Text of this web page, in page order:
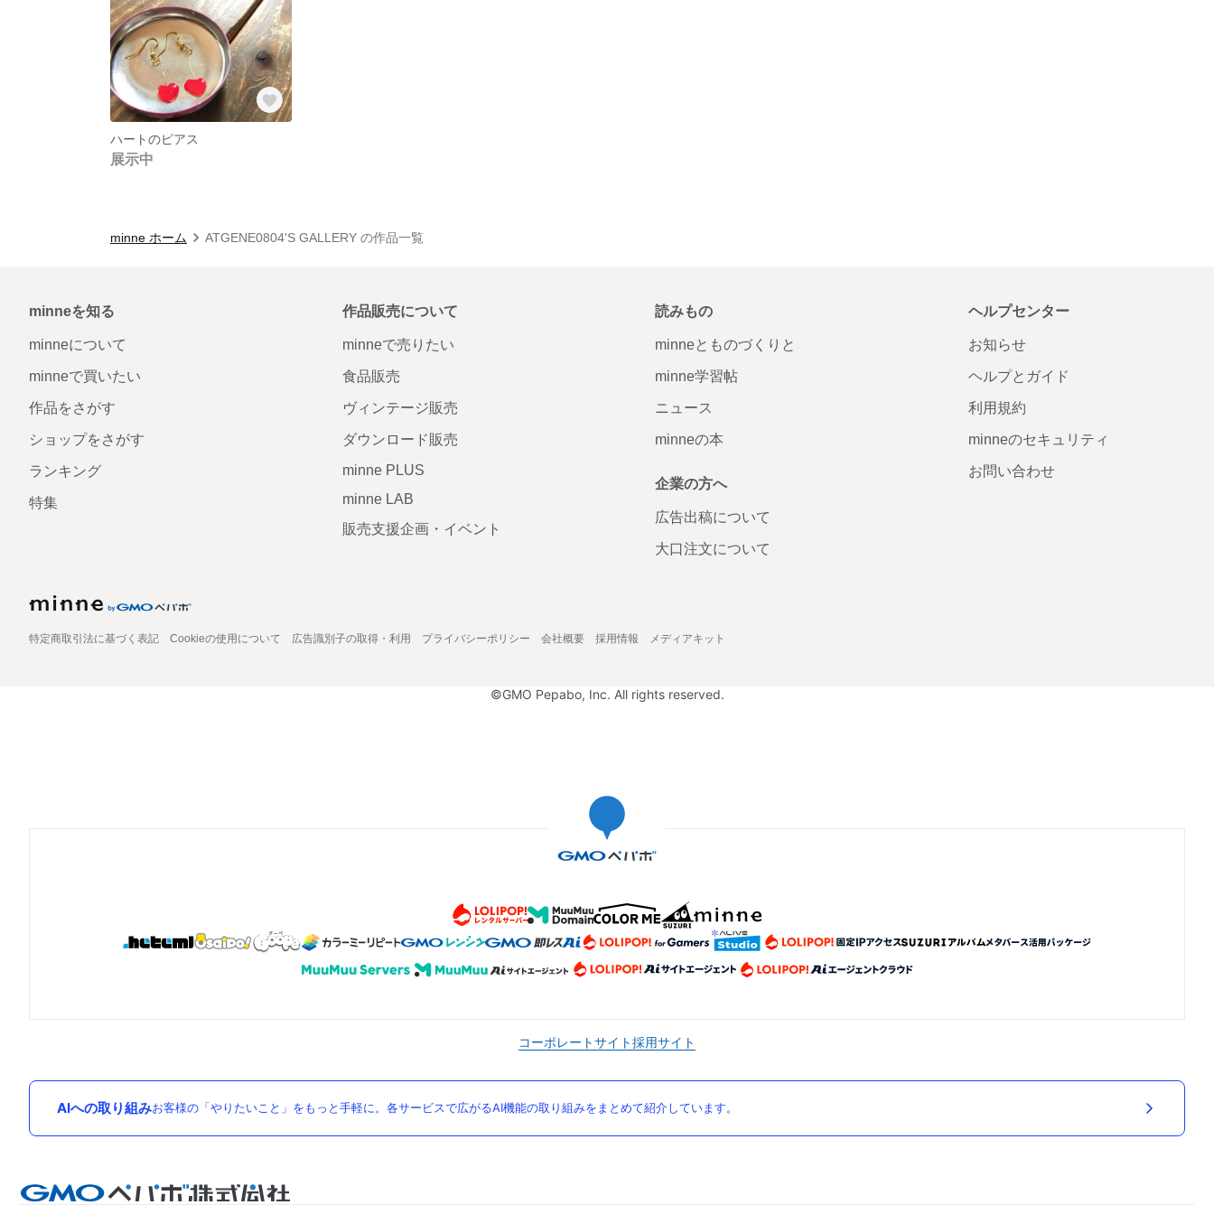
ハートのピアス
展示中
minne ホーム ATGENE0804'S GALLERY の作品一覧
minneを知る
minneについて
minneで買いたい
作品をさがす
ショップをさがす
ランキング
特集
作品販売について
minneで売りたい
食品販売
ヴィンテージ販売
ダウンロード販売
minne PLUS
minne LAB
販売支援企画・イベント
読みもの
minneとものづくりと
minne学習帖
ニュース
minneの本
企業の方へ
広告出稿について
大口注文について
ヘルプセンター
お知らせ
ヘルプとガイド
利用規約
minneのセキュリティ
お問い合わせ
特定商取引法に基づく表記 Cookieの使用について 広告識別子の取得・利用 プライバシーポリシー 会社概要 採用情報 メディアキット
©GMO Pepabo, Inc. All rights reserved.
コーポレートサイト採用サイト
AIへの取り組みお客様の「やりたいこと」をもっと手軽に。各サービスで広がるAI機能の取り組みをまとめて紹介しています。